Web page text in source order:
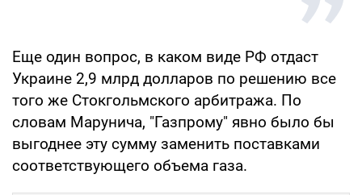
Еще один вопрос, в каком виде РФ отдаст
Украине 2,9 млрд долларов по решению все
того же Стокгольмского арбитража. По
словам Марунича, "Газпрому" явно было бы
выгоднее эту сумму заменить поставками
соответствующего объема газа.